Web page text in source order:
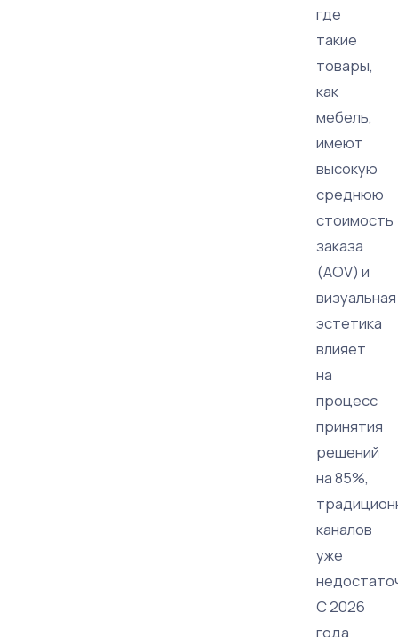
где
такие
товары,
как
мебель,
имеют
высокую
среднюю
стоимость
заказа
(AOV) и
визуальная
эстетика
влияет
на
процесс
принятия
решений
на 85%,
каналов
уже
С 2026
года